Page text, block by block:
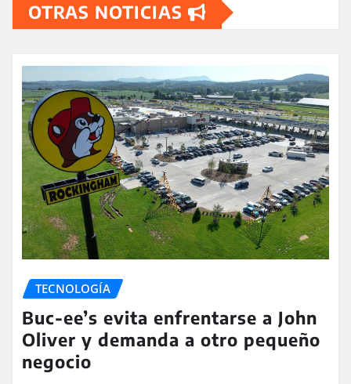
OTRAS NOTICIAS
TECNOLOGÍA
Buc-ee’s evita enfrentarse a John
Oliver y demanda a otro pequeño
negocio